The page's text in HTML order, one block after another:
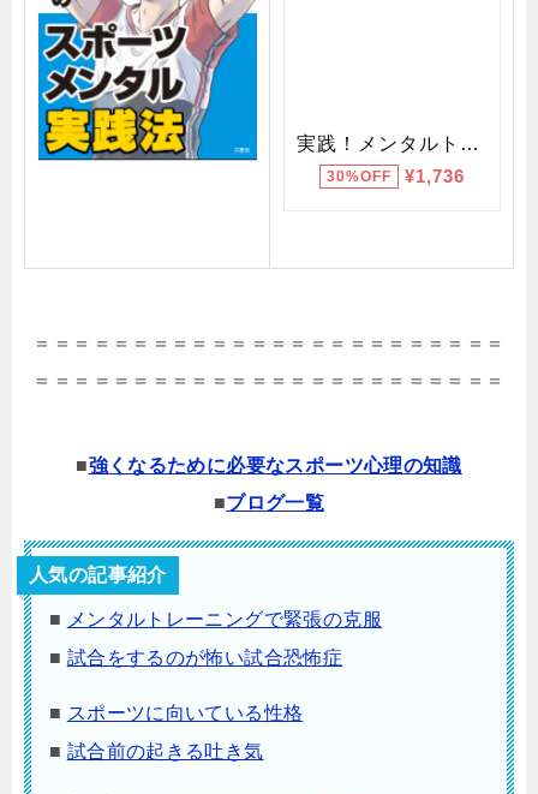
＝＝＝＝＝＝＝＝＝＝＝＝＝＝＝＝＝＝＝＝＝＝＝＝
＝＝＝＝＝＝＝＝＝＝＝＝＝＝＝＝＝＝＝＝＝＝＝＝
■強くなるために必要なスポーツ心理の知識
■ブログ一覧
人気の記事紹介
■ メンタルトレーニングで緊張の克服
■ 試合をするのが怖い試合恐怖症
■ スポーツに向いている性格
■ 試合前の起きる吐き気